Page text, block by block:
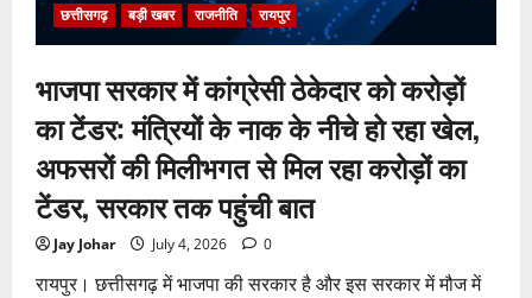
हुई
क्लोजर
रिपोर्ट,
कार्डियोलॉजिस्ट
पर
आपराधिक
कार्रवाई
जारी
छत्तीसगढ़ बड़ी खबर राजनीति रायपुर
भाजपा सरकार में कांग्रेसी ठेकेदार को करोड़ों
का टेंडर: मंत्रियों के नाक के नीचे हो रहा खेल,
अफसरों की मिलीभगत से मिल रहा करोड़ों का
टेंडर, सरकार तक पहुंची बात
Jay Johar July 4, 2026 0
रायपुर। छत्तीसगढ़ में भाजपा की सरकार है और इस सरकार में मौज में